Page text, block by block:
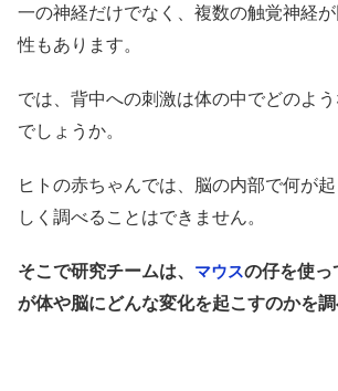
一の神経だけでなく、複数の触覚神経
性もあります。
では、背中への刺激は体の中でどのよ
でしょうか。
ヒトの赤ちゃんでは、脳の内部で何が
しく調べることはできません。
そこで研究チームは、 マウスの仔を使っ
が体や脳にどんな変化を起こすのかを調